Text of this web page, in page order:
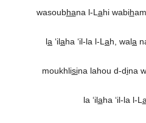
wasoubhana l-L ahi wabih
la ‘ilaha ‘il-la l-L ah, wala
moukhlisina lahou d-dina
la ‘ilaha ‘il-la l-L a